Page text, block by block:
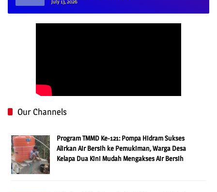
July 13, 2026
Our Channels
Program TMMD Ke-121: Pompa Hidram Sukses
Alirkan Air Bersih ke Pemukiman, Warga Desa
Kelapa Dua Kini Mudah Mengakses Air Bersih